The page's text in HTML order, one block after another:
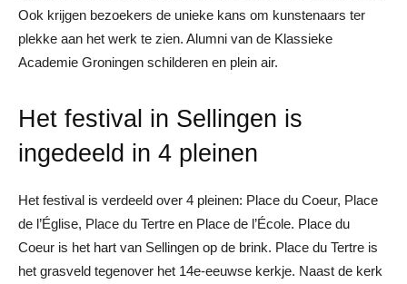
Ook krijgen bezoekers de unieke kans om kunstenaars ter
plekke aan het werk te zien. Alumni van de Klassieke
Academie Groningen schilderen en plein air.
Het festival in Sellingen is
ingedeeld in 4 pleinen
Het festival is verdeeld over 4 pleinen: Place du Coeur, Place
de l’Église, Place du Tertre en Place de l’École. Place du
Coeur is het hart van Sellingen op de brink. Place du Tertre is
het grasveld tegenover het 14e-eeuwse kerkje. Naast de kerk